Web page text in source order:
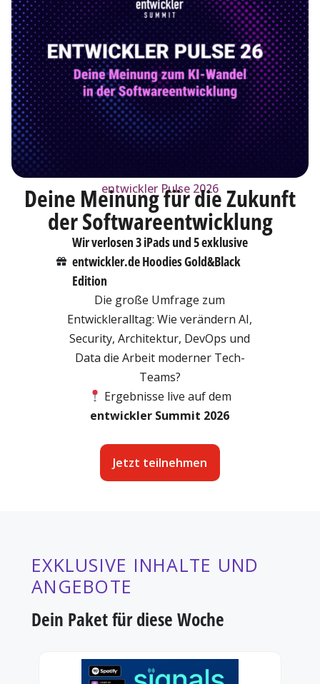
entwickler Pulse 2026
Deine Meinung für die Zukunft
der Softwareentwicklung
Wir verlosen 3 iPads und 5 exklusive
entwickler.de Hoodies Gold&Black
Edition
Die große Umfrage zum
Entwickleralltag: Wie verändern AI,
Security, Architektur, DevOps und
Data die Arbeit moderner Tech-
Teams?
Ergebnisse live auf dem
entwickler Summit 2026
Jetzt teilnehmen
EXKLUSIVE INHALTE UND
ANGEBOTE
Dein Paket für diese Woche